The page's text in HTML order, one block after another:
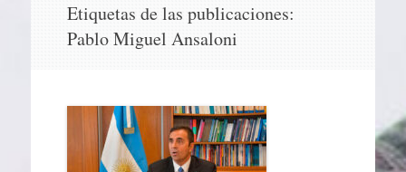
contenido
Etiquetas de las publicaciones:
Pablo Miguel Ansaloni